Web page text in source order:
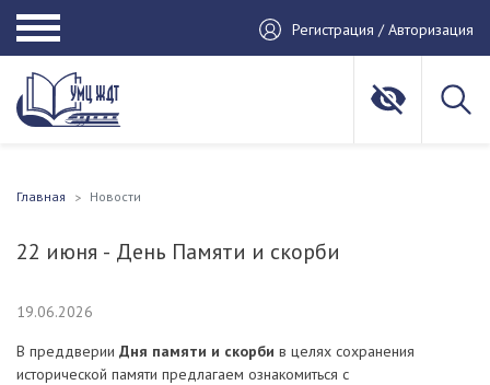
Регистрация / Авторизация
Главная Новости
22 июня - День Памяти и скорби
19.06.2026
В преддверии Дня памяти и скорби в целях сохранения
исторической памяти предлагаем ознакомиться с